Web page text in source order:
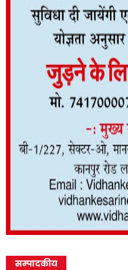
सम्पादकीय